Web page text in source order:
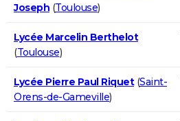
Joseph (Toulouse)
Lycée Marcelin Berthelot
(Toulouse)
Lycée Pierre Paul Riquet(Saint-
Orens-de-Gameville)